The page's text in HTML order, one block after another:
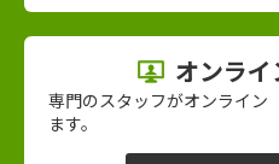
オンラ
専門のスタッフがオンライン
ます。